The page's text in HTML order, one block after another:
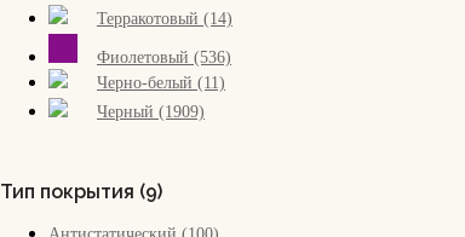
Терракотовый (14)
Фиолетовый (536)
Черно-белый (11)
Черный (1909)
Тип покрытия (9)
Контакты
Проекты